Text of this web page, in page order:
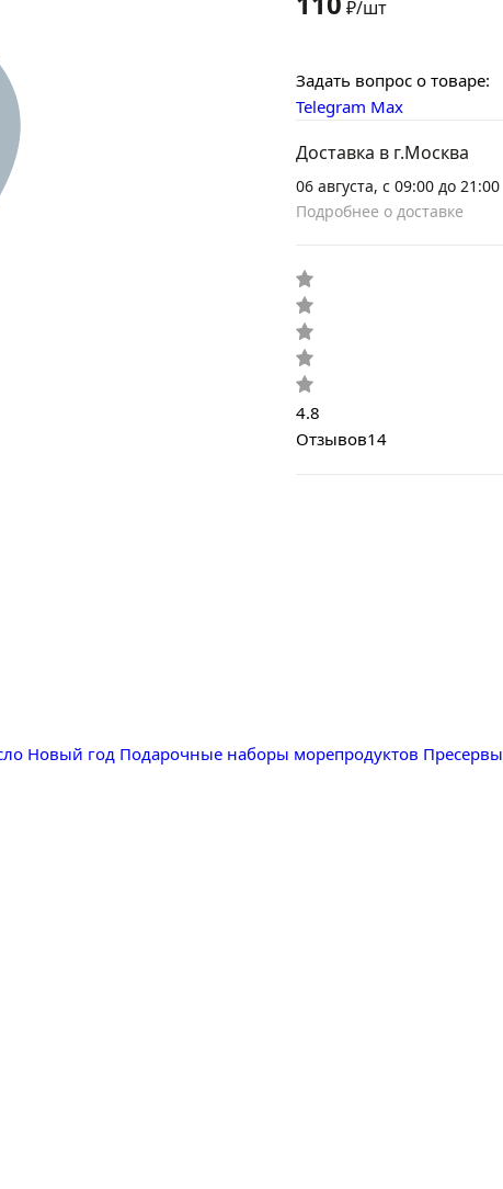
₽/шт
Задать вопрос о товаре:
Telegram Max
Доставка в г.Москва
06 августа, с 09:00 до 21:00
Подробнее о доставке
4.8
Отзывов14
Новый год Подарочные наборы морепродуктов Пресервы